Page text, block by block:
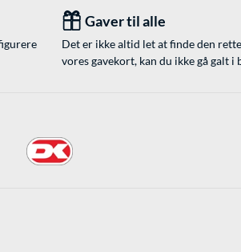
Gaver til alle
Det er ikke altid let at finde den
vores gavekort, kan du ikke gå galt i